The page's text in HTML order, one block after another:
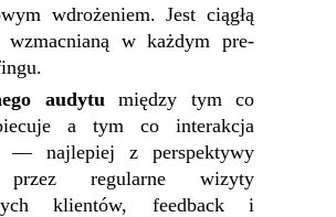
wdrożeniem. Jest ciągłą
wzmacnianą w każdym pre-
audytumiędzy tym co
a tym co interakcja
— najlepiej z perspektywy
przez regularne wizyty
klientów, feedback i